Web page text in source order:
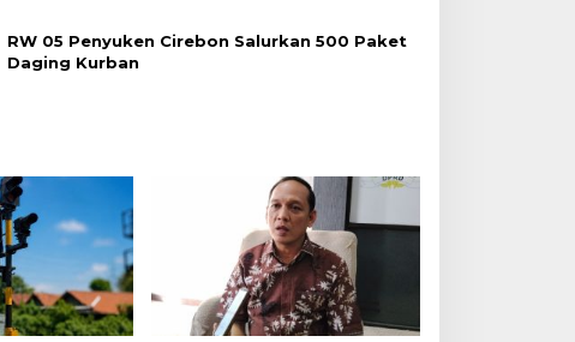
RW 05 Penyuken Cirebon Salurkan 500 Paket
Daging Kurban